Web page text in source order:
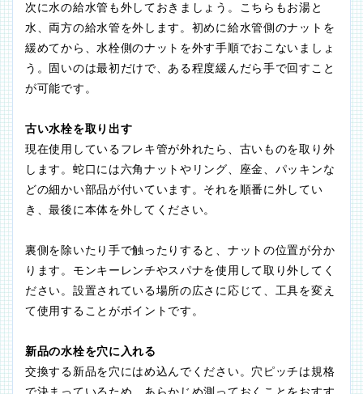
次に水の給水管も外しておきましょう。こちらもお湯と
水、両方の給水管を外します。初めに給水管側のナットを
緩めてから、水栓側のナットを外す手順でおこないましょ
う。固いのは最初だけで、ある程度緩んだら手で回すこと
が可能です。
古い水栓を取り出す
現在使用しているフレキ管が外れたら、古いものを取り外
します。蛇口には六角ナットやリング、座金、パッキンな
どの細かい部品が付いています。それを順番に外してい
き、最後に本体を外してください。
裏側を除いたり手で触ったりすると、ナットの位置が分か
ります。モンキーレンチやスパナを使用して取り外してく
ださい。設置されている場所の広さに応じて、工具を変え
て使用することがポイントです。
新品の水栓を穴に入れる
交換する新品を穴にはめ込んでください。穴ピッチは規格